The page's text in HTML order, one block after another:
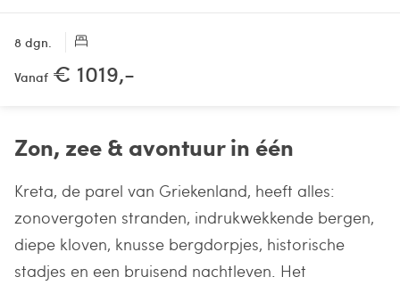
8 dgn.
Vanaf € 1019,-
Zon, zee & avontuur in één
Kreta, de parel van Griekenland, heeft alles:
zonovergoten stranden, indrukwekkende bergen,
diepe kloven, knusse bergdorpjes, historische
stadjes en een bruisend nachtleven. Het